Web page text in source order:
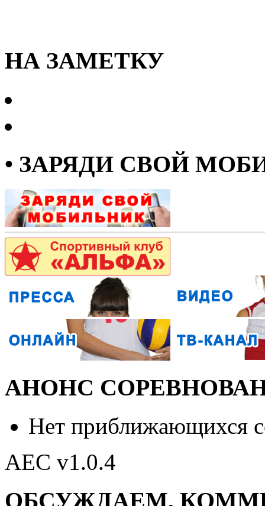
НА ЗАМЕТКУ
• ЗАРЯДИ СВОЙ
АНОНС
Нет приближающихся
AEC v1.0.4
ОБСУЖДАЕМ,